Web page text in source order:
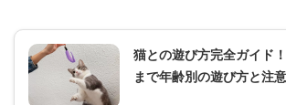
猫との遊び方完全ガイド
まで年齢別の遊び方と注